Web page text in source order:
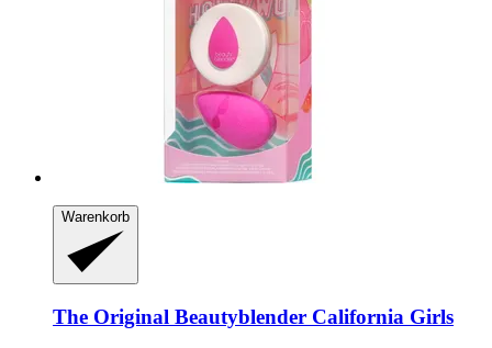
Warenkorb
The Original Beautyblender California Girls